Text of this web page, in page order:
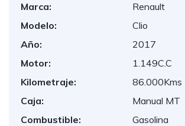
Marca:
Renault
Modelo:
Clio
Año:
2017
Motor:
1.149C.C
Kilometraje:
86.000Kms
Caja:
Manual MT
Combustible:
Gasolina